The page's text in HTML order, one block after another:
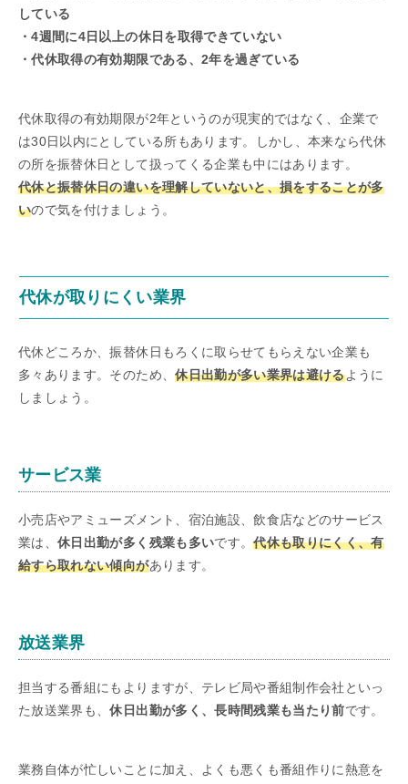
している
・4週間に4日以上の休日を取得できていない
・代休取得の有効期限である、2年を過ぎている
代休取得の有効期限が2年というのが現実的ではなく、企業で
は30日以内にとしている所もあります。しかし、本来なら代休
の所を振替休日として扱ってくる企業も中にはあります。
代休と振替休日の違いを理解していないと、損をすることが多
いので気を付けましょう。
代休が取りにくい業界
代休どころか、振替休日もろくに取らせてもらえない企業も
多々あります。そのため、休日出勤が多い業界は避けるように
しましょう。
サービス業
小売店やアミューズメント、宿泊施設、飲食店などのサービス
業は、休日出勤が多く残業も多いです。代休も取りにくく、有
給すら取れない傾向があります。
放送業界
担当する番組にもよりますが、テレビ局や番組制作会社といっ
た放送業界も、休日出勤が多く、長時間残業も当たり前です。
業務自体が忙しいことに加え、よくも悪くも番組作りに熱意を